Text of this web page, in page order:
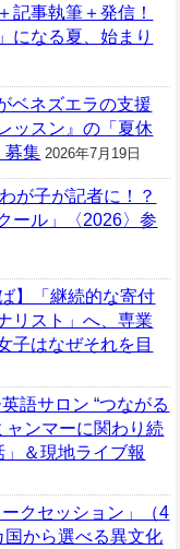
記事執筆＋発信！
になる夏、始まり
ベネズエラの支援
ッスン』の「夏休
募集 2026年7月19日
が子が記者に！？
ール」〈2026〉参
】「継続的な寄付
リスト」へ、専業
子はなぜそれを目
語サロン “つながる
ャンマーに関わり続
＆現地ライブ報
ークセッション」（4
から選べる異文化